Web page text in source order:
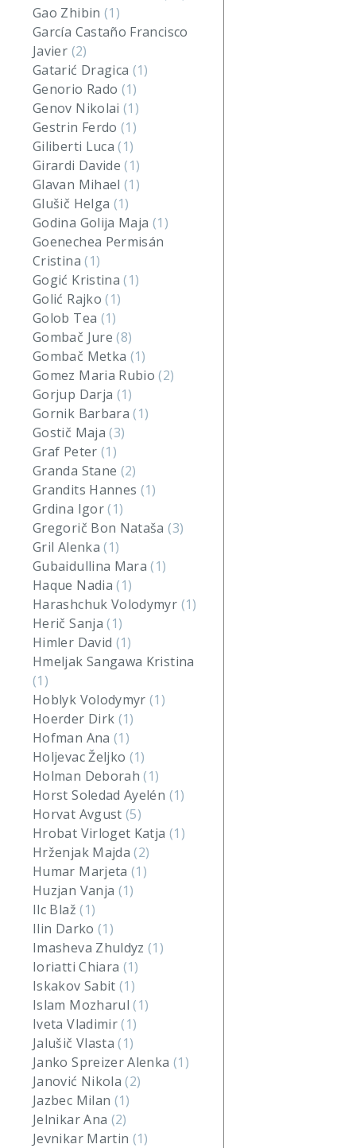
Gao Zhibin (1)
García Castaño Francisco
Javier (2)
Gatarić Dragica (1)
Genorio Rado (1)
Genov Nikolai(1)
Gestrin Ferdo(1)
Giliberti Luca(1)
Girardi Davide(1)
Glavan Mihael(1)
Glušič Helga (1)
Godina Golija Maja (1)
Goenechea Permisán
Cristina(1)
Gogić Kristina(1)
Golić Rajko(1)
Golob Tea (1)
Gombač Jure(8)
Gombač Metka (1)
Gomez Maria Rubio(2)
Gorjup Darja (1)
Gornik Barbara(1)
Gostič Maja(3)
Graf Peter (1)
Granda Stane (2)
Grandits Hannes (1)
Grdina Igor(1)
Gregorič Bon Nataša(3)
Gril Alenka(1)
Gubaidullina Mara(1)
Haque Nadia(1)
Harashchuk Volodymyr (1)
Herič Sanja(1)
Himler David (1)
Hmeljak Sangawa Kristina
(1)
Hoblyk Volodymyr(1)
Hoerder Dirk (1)
Hofman Ana (1)
Holjevac Željko (1)
Holman Deborah(1)
Horst Soledad Ayelén (1)
Horvat Avgust(5)
Hrobat Virloget Katja (1)
Hrženjak Majda(2)
Humar Marjeta(1)
Huzjan Vanja (1)
Ilc Blaž(1)
Ilin Darko (1)
Imasheva Zhuldyz(1)
Ioriatti Chiara (1)
Iskakov Sabit(1)
Islam Mozharul(1)
Iveta Vladimir(1)
Jalušič Vlasta(1)
Janko Spreizer Alenka (1)
Janović Nikola(2)
Jazbec Milan (1)
Jelnikar Ana (2)
Jevnikar Martin (1)